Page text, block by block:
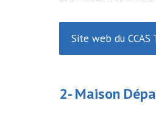
Site web du CCAS
2-Maison